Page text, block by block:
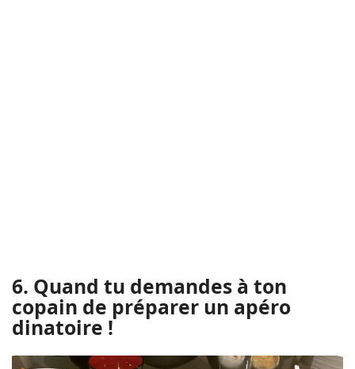
6. Quand tu demandes à ton
copain de préparer un apéro
dinatoire !